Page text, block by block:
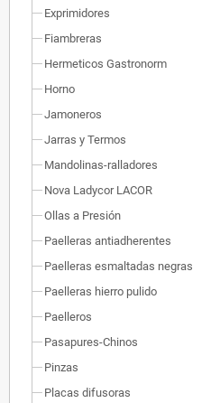
Exprimidores
Fiambreras
Hermeticos Gastronorm
Horno
Jamoneros
Jarras y Termos
Mandolinas-ralladores
Nova Ladycor LACOR
Ollas a Presión
Paelleras antiadherentes
Paelleras esmaltadas negras
Paelleras hierro pulido
Paelleros
Pasapures-Chinos
Pinzas
Placas difusoras